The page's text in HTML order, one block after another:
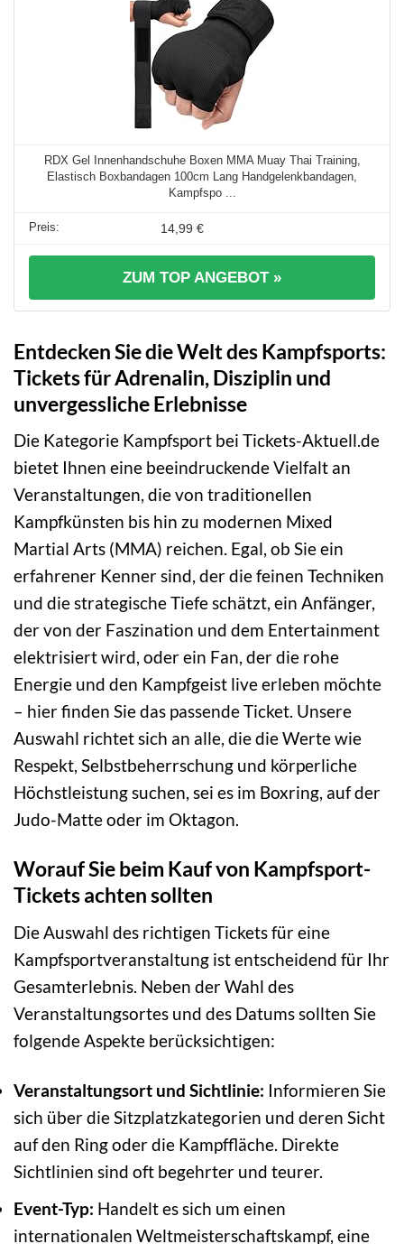
RDX Gel Innenhandschuhe Boxen MMA Muay Thai Training,
Elastisch Boxbandagen 100cm Lang Handgelenkbandagen,
Kampfspo ...
14,99 €
ZUM TOP ANGEBOT »
Entdecken Sie die Welt des Kampfsports:
Tickets für Adrenalin, Disziplin und
unvergessliche Erlebnisse
Die Kategorie Kampfsport bei Tickets-Aktuell.de
bietet Ihnen eine beeindruckende Vielfalt an
Veranstaltungen, die von traditionellen
Kampfkünsten bis hin zu modernen Mixed
Martial Arts (MMA) reichen. Egal, ob Sie ein
erfahrener Kenner sind, der die feinen Techniken
und die strategische Tiefe schätzt, ein Anfänger,
der von der Faszination und dem Entertainment
elektrisiert wird, oder ein Fan, der die rohe
Energie und den Kampfgeist live erleben möchte
– hier finden Sie das passende Ticket. Unsere
Auswahl richtet sich an alle, die die Werte wie
Respekt, Selbstbeherrschung und körperliche
Höchstleistung suchen, sei es im Boxring, auf der
Judo-Matte oder im Oktagon.
Worauf Sie beim Kauf von Kampfsport-
Tickets achten sollten
Die Auswahl des richtigen Tickets für eine
Kampfsportveranstaltung ist entscheidend für Ihr
Gesamterlebnis. Neben der Wahl des
Veranstaltungsortes und des Datums sollten Sie
folgende Aspekte berücksichtigen:
Veranstaltungsort und Sichtlinie: Informieren Sie
sich über die Sitzplatzkategorien und deren Sicht
auf den Ring oder die Kampffläche. Direkte
Sichtlinien sind oft begehrter und teurer.
Event-Typ: Handelt es sich um einen
internationalen Weltmeisterschaftskampf, eine